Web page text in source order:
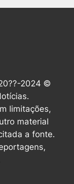
2024 ©
limitações,
material
a fonte.